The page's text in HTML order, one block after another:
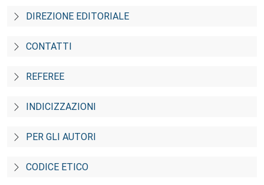
DIREZIONE EDITORIALE
CONTATTI
REFEREE
INDICIZZAZIONI
PER GLI AUTORI
CODICE ETICO